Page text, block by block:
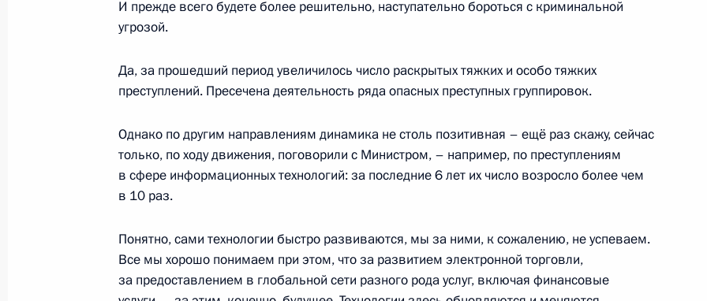
9 марта 2021 года, вторник
Встреча с Министром науки и высшего образования Валерием
9 марта 2021 года, 13:40 Москва, Кремль
Поздравление российским женщинам с 8 Марта
8 марта 2021 года, 09:00 Москва, Кремль
И прежде всего будете более решительно, наступательно бороться с криминальной
угрозой.
Да, за прошедший период увеличилось число раскрытых тяжких и особо тяжких
преступлений. Пресечена деятельность ряда опасных преступных группировок.
Однако по другим направлениям динамика не столь позитивная – ещё раз скажу, сейчас
только, по ходу движения, поговорили с Министром, – например, по преступлениям
в сфере информационных технологий: за последние 6 лет их число возросло более чем
в 10 раз.
Понятно, сами технологии быстро развиваются, мы за ними, к сожалению, не успеваем.
Все мы хорошо понимаем при этом, что за развитием электронной торговли,
за предоставлением в глобальной сети разного рода услуг, включая финансовые